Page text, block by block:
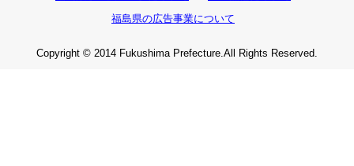
福島県の広告事業について
Copyright © 2014 Fukushima Prefecture.All Rights Reserved.